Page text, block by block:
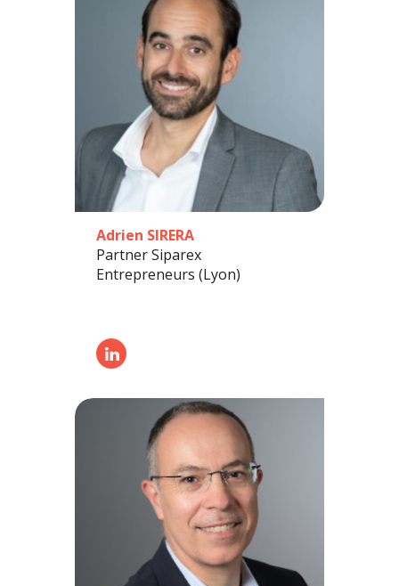
Adrien SIRERA
Partner Siparex
Entrepreneurs (Lyon)